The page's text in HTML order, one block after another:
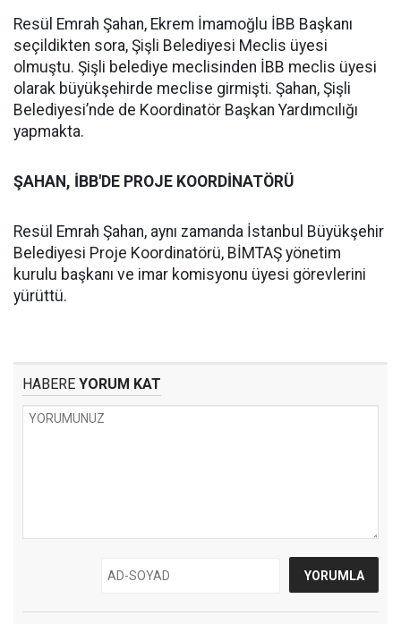
Resül Emrah Şahan, Ekrem İmamoğlu İBB Başkanı
seçildikten sora, Şişli Belediyesi Meclis üyesi
olmuştu. Şişli belediye meclisinden İBB meclis üyesi
olarak büyükşehirde meclise girmişti. Şahan, Şişli
Belediyesi’nde de Koordinatör Başkan Yardımcılığı
yapmakta.
ŞAHAN, İBB'DE PROJE KOORDİNATÖRÜ
Resül Emrah Şahan, aynı zamanda İstanbul Büyükşehir
Belediyesi Proje Koordinatörü, BİMTAŞ yönetim
kurulu başkanı ve imar komisyonu üyesi görevlerini
yürüttü.
HABERE YORUM KAT